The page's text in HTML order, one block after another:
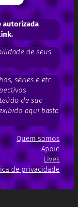
autorizada
de seus
séries e etc.
de sua
aqui basta
Quem somos
Apoie
Lives
de privacidade